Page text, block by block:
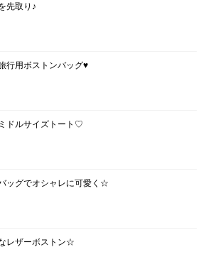
先取り♪
行用ボストンバッグ♥
ドルサイズトート♡
ッグでオシャレに可愛く☆
レザーボストン☆